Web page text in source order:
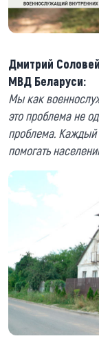
Дмитрий
МВД Беларуси:
Мы как
это проблема не
проблема.
помогать